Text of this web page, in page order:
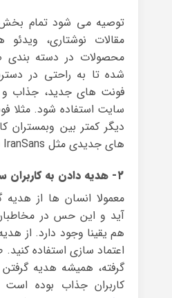
توصیه می شود تمام
مقالات نوشتاری،
محصولات در دسته
شده تا به راحتی در
فونت های جدید، جذاب و
دیگر کمتر بین وبمستران
های جدیدی مثل IranSans استفاده کنید.
۲- هدیه دادن به کاربران سایت
معمولا انسان ها از
آید و این حس در مخاطبان
هم یقینا وجود دارد. از
اعتماد سازی استفاده
گرفته، همیشه هدیه
کاربران جذاب بوده است